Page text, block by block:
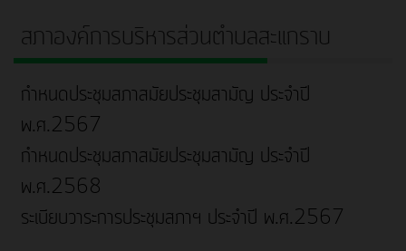
สภาองค์การบริหารส่วนตำบลสะแกราบ
กำหนดประชุมสภาสมัยประชุมสามัญ ประจำปี
พ.ศ.2567
กำหนดประชุมสภาสมัยประชุมสามัญ ประจำปี
พ.ศ.2568
ระเบียบวาระการประชุมสภาฯ ประจำปี พ.ศ.2567